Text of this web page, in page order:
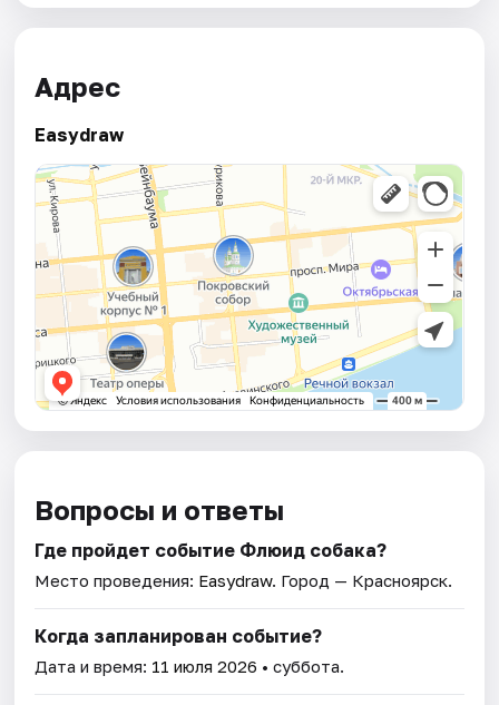
Адрес
Easydraw
Вопросы и ответы
Где пройдет событие Флюид собака?
Место проведения: Easydraw. Город — Красноярск.
Когда запланирован событие?
Дата и время: 11 июля 2026 • суббота.